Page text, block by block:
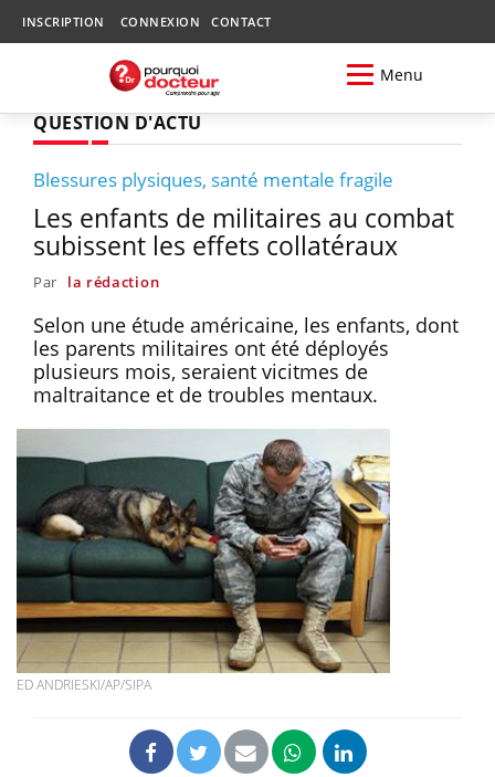
INSCRIPTION CONNEXION CONTACT
Menu
QUESTION D'ACTU
Blessures plysiques, santé mentale fragile
Les enfants de militaires au combat
subissent les effets collatéraux
Par la rédaction
Selon une étude américaine, les enfants, dont
les parents militaires ont été déployés
plusieurs mois, seraient vicitmes de
maltraitance et de troubles mentaux.
ED ANDRIESKI/AP/SIPA